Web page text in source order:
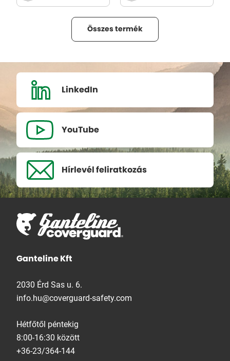
Összes termék
LinkedIn
YouTube
Hírlevél feliratkozás
Ganteline Kft
2030 Érd Sas u. 6.
info.hu@coverguard-safety.com
Hétfőtől péntekig
8:00-16:30 között
+36-23/364-144